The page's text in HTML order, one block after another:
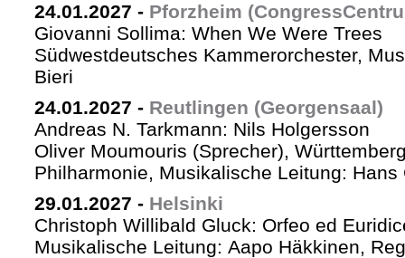
24.01.2027 - Pforzheim
Giovanni Sollima: When We Were Trees
Südwestdeutsches Kammerorchester,
Bieri
24.01.2027 - Reutlingen (Georgensaal)
Andreas N. Tarkmann: Nils Holgersson
Oliver Moumouris (Sprecher),
Philharmonie, Musikalische Leitung: Hans
29.01.2027 - Helsinki
Christoph Willibald Gluck: Orfeo ed
Musikalische Leitung: Aapo Häkkinen,